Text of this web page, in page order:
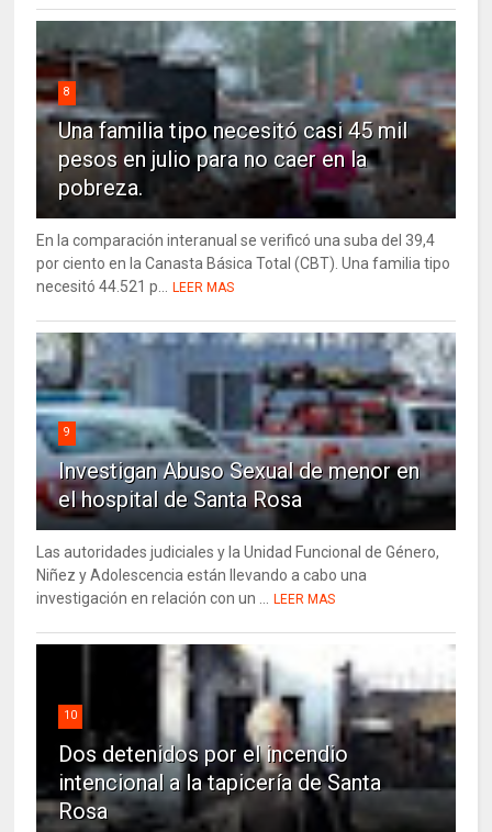
8
Una familia tipo necesitó casi 45 mil
pesos en julio para no caer en la
pobreza.
En la comparación interanual se verificó una suba del 39,4
por ciento en la Canasta Básica Total (CBT). Una familia tipo
necesitó 44.521 p...
LEER MAS
9
Investigan Abuso Sexual de menor en
el hospital de Santa Rosa
Las autoridades judiciales y la Unidad Funcional de Género,
Niñez y Adolescencia están llevando a cabo una
investigación en relación con un ...
LEER MAS
10
Dos detenidos por el incendio
intencional a la tapicería de Santa
Rosa